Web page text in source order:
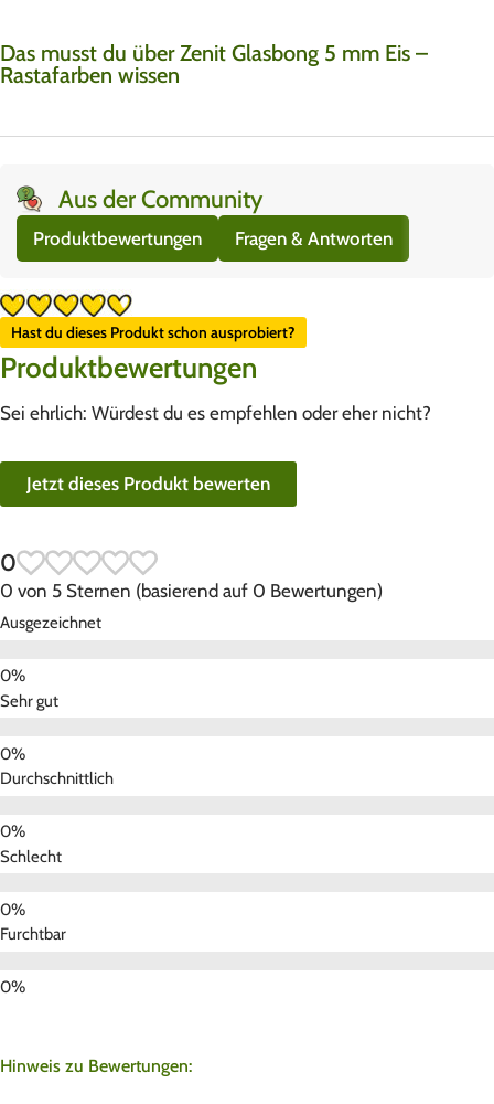
Das musst du über Zenit Glasbong 5 mm Eis –
Rastafarben wissen
Aus der Community
Produktbewertungen Fragen & Antworten
Hast du dieses Produkt schon ausprobiert?
Produktbewertungen
Sei ehrlich: Würdest du es empfehlen oder eher nicht?
Jetzt dieses Produkt bewerten
0
0 von 5 Sternen (basierend auf 0 Bewertungen)
Ausgezeichnet
Sehr gut
Durchschnittlich
Schlecht
Furchtbar
Hinweis zu Bewertungen: